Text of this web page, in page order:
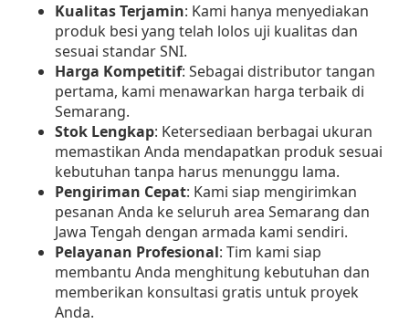
Kualitas Terjamin: Kami hanya menyediakan
produk besi yang telah lolos uji kualitas dan
sesuai standar SNI.
Harga Kompetitif: Sebagai distributor tangan
pertama, kami menawarkan harga terbaik di
Semarang.
Stok Lengkap: Ketersediaan berbagai ukuran
memastikan Anda mendapatkan produk sesuai
kebutuhan tanpa harus menunggu lama.
Pengiriman Cepat: Kami siap mengirimkan
pesanan Anda ke seluruh area Semarang dan
Jawa Tengah dengan armada kami sendiri.
Pelayanan Profesional: Tim kami siap
membantu Anda menghitung kebutuhan dan
memberikan konsultasi gratis untuk proyek
Anda.